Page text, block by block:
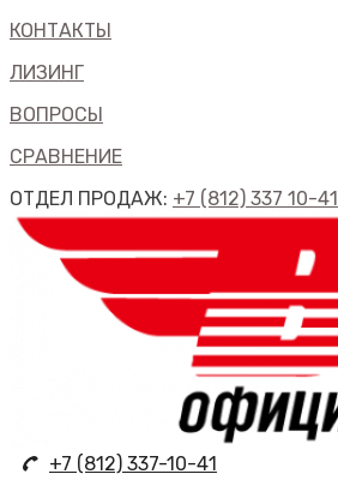
КОНТАКТЫ
ЛИЗИНГ
ВОПРОСЫ
СРАВНЕНИЕ
ОТДЕЛ ПРОДАЖ: +7 (812) 337 10-41
+7 (812) 337-10-41